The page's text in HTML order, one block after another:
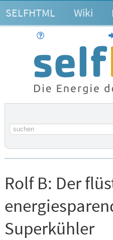
SELFHTML Wiki
Suchbegriff
Rolf B: Der
Superkühler